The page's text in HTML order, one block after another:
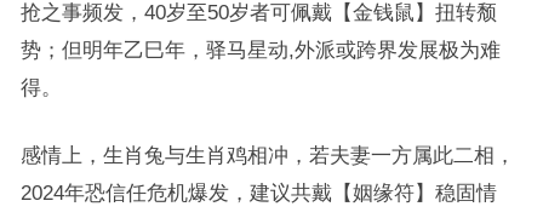
抢之事频发，40岁至50岁者可佩戴【金钱鼠】扭转颓
势；但明年乙巳年，驿马星动,外派或跨界发展极为难
得。
感情上，生肖兔与生肖鸡相冲，若夫妻一方属此二相，
2024年恐信任危机爆发，建议共戴【姻缘符】稳固情